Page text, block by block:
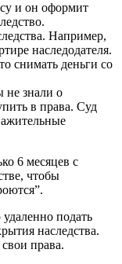
и он оформит
Например,
наследодателя.
снимать деньги со
не знали о
в права. Суд
6 месяцев с
чтобы
подать
наследства.
права.